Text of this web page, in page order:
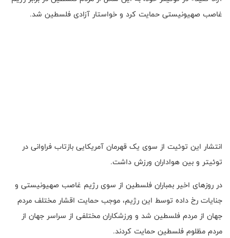
غاصب صهیونیستی حمایت کرد و خواستار آزادی فلسطین شد.
انتشار این توئیت از سوی یک قهرمان آمریکایی بازتاب فراوانی در
توئیتر و بین هواداران ورزش داشت.
در روزهای اخیر بمباران فلسطین از سوی رژیم غاصب صهیونیستی و
جنایات رخ داده توسط این رژیم، موجب حمایت اقشار مختلف مردم
جهان از مردم فلسطین شد و ورزشکاران مختلفی از سراسر جهان از
مردم مظلوم فلسطین حمایت کردند.